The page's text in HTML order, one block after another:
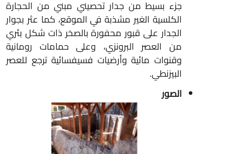
جزء بسيط من جدار تحصيني مبني من الحجارة
الكلسية الغير مشذبة في الموقع، كما عثر بجوار
الجدار على قبور محفورة بالصخر ذات شكل بئري
من العصر البرونزي، وعلى حمامات رومانية
وقنوات مائية وأرضيات فسيفسائية ترجع للعصر
البيزنطي.
الصور